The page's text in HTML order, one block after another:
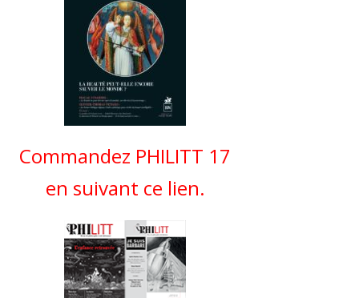
Commandez PHILITT 17
en suivant ce lien.